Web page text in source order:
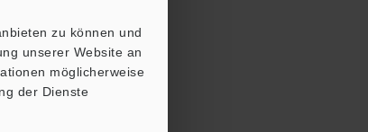
zu können und
unserer Website an
möglicherweise
der Dienste